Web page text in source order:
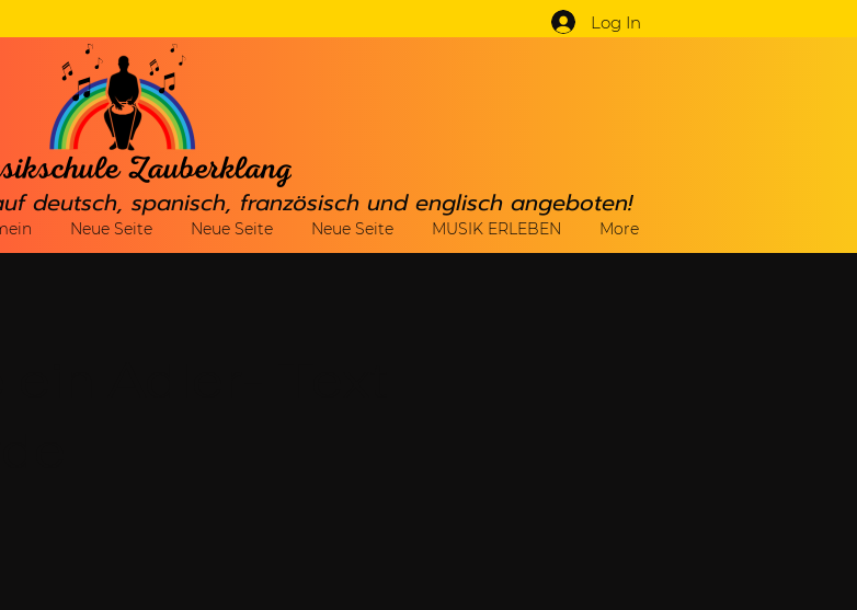
Log In
deutsch, spanisch, französisch und englisch angeboten!
Neue Seite Neue Seite Neue Seite MUSIK ERLEBEN More